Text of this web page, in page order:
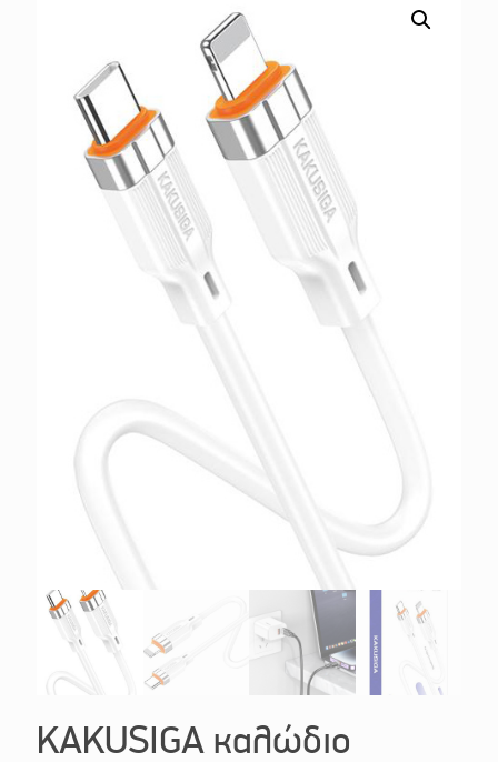
KAKUSIGA καλώδιο